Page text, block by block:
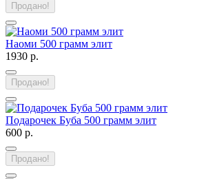
Продано!
Наоми 500 грамм элит
1930 р.
Продано!
Подарочек Буба 500 грамм элит
600 р.
Продано!